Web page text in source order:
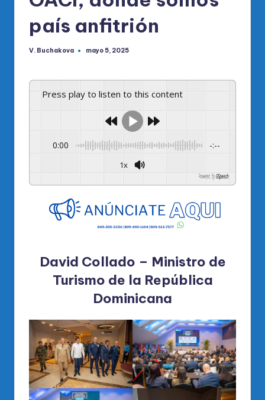
país anfitrión
Publicado
V. Buchakova mayo 5, 2025
Press play to listen to this content
0:00 -:--
1x
Powered By GSpeech
David Collado – Ministro de
Turismo de la República
Dominicana